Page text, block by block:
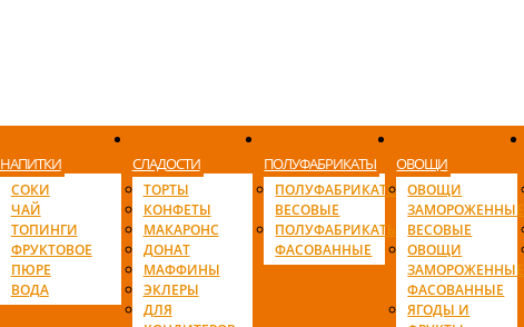
НАПИТКИ
СОКИ
ЧАЙ
ТОПИНГИ
ФРУКТОВОЕ
ПЮРЕ
ВОДА
СЛАДОСТИ
ТОРТЫ
КОНФЕТЫ
МАКАРОНС
ДОНАТ
МАФФИНЫ
ЭКЛЕРЫ
ДЛЯ
ПОЛУФАБРИКАТЫ
ПОЛУФАБРИКАТЫ
ВЕСОВЫЕ
ПОЛУФАБРИКАТЫ
ФАСОВАННЫЕ
ОВОЩИ
ОВОЩИ
ЗАМОРОЖЕННЫЕ
ВЕСОВЫЕ
ОВОЩИ
ЗАМОРОЖЕННЫЕ
ФАСОВАННЫЕ
ЯГОДЫ И